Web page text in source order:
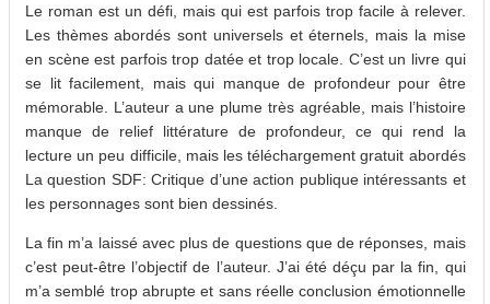
Le roman est un défi, mais qui est parfois trop facile à relever.
Les thèmes abordés sont universels et éternels, mais la mise
en scène est parfois trop datée et trop locale. C’est un livre qui
se lit facilement, mais qui manque de profondeur pour être
mémorable. L’auteur a une plume très agréable, mais l’histoire
manque de relief littérature de profondeur, ce qui rend la
lecture un peu difficile, mais les téléchargement gratuit abordés
La question SDF: Critique d’une action publique intéressants et
les personnages sont bien dessinés.
La fin m’a laissé avec plus de questions que de réponses, mais
c’est peut-être l’objectif de l’auteur. J’ai été déçu par la fin, qui
m’a semblé trop abrupte et sans réelle conclusion émotionnelle